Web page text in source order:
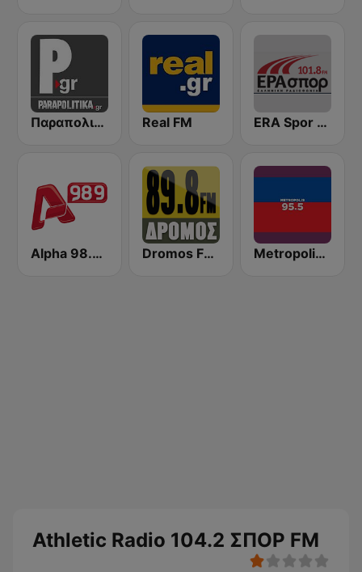
Παραπολιτικά FM 90.1 Parapolitika Real FM ERA Spor - ΕΡΑΣΠΟΡ
Alpha 98.9 FM Dromos FM - ΔΡΟΜΟΣ 89.8 Metropolis Radio 95.5 FM
Athletic Radio 104.2 ΣΠΟΡ FM